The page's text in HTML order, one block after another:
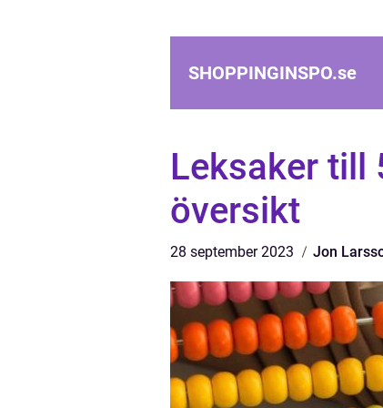
SHOPPINGINSPO.se
Leksaker till
översikt
28 september 2023 Jon